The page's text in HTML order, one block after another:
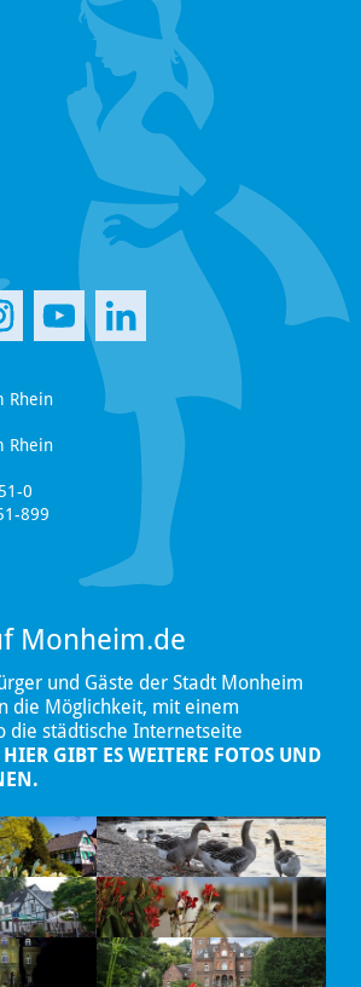
Rhein
Rhein
0
899
Monheim.de
und Gäste der Stadt Monheim
die Möglichkeit, mit einem
die städtische Internetseite
HIER GIBT ES WEITERE FOTOS UND